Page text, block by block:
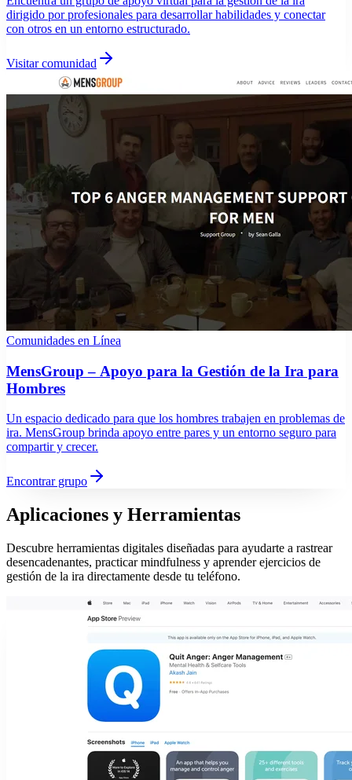
dirigido por profesionales para desarrollar habilidades y conectar
con otros en un entorno estructurado.
Visitar comunidad
Comunidades en Línea
MensGroup – Apoyo para la Gestión de la Ira para
Hombres
Un espacio dedicado para que los hombres trabajen en problemas de
ira. MensGroup brinda apoyo entre pares y un entorno seguro para
compartir y crecer.
Encontrar grupo
Aplicaciones y Herramientas
Descubre herramientas digitales diseñadas para ayudarte a rastrear
desencadenantes, practicar mindfulness y aprender ejercicios de
gestión de la ira directamente desde tu teléfono.